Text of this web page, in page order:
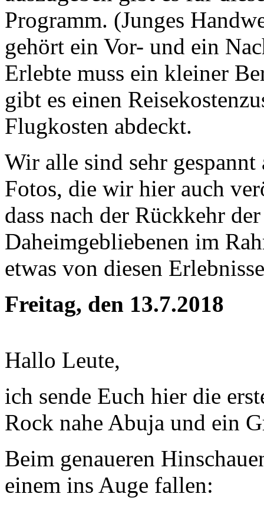
Programm. (Junges
gehört ein Vor- und ein
Erlebte muss ein kleiner
gibt es einen
Flugkosten abdeckt.
Wir alle sind sehr
Fotos, die wir hier auch
dass nach der Rückkehr
Daheimgebliebenen im
etwas von diesen
Freitag, den 13.7.2018
Hallo Leute,
ich sende Euch hier die
Rock nahe Abuja und ein
Beim genaueren
einem ins Auge fallen: